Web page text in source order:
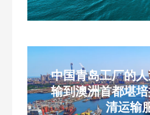
中国青岛工厂的
输到澳洲首都堪
清运输